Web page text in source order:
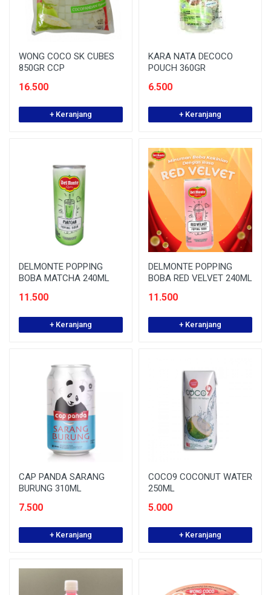
WONG COCO SK CUBES
850GR CCP
16.500
+ Keranjang
KARA NATA DECOCO
POUCH 360GR
6.500
+ Keranjang
DELMONTE POPPING
BOBA MATCHA 240ML
11.500
+ Keranjang
DELMONTE POPPING
BOBA RED VELVET 240ML
11.500
+ Keranjang
CAP PANDA SARANG
BURUNG 310ML
7.500
+ Keranjang
COCO9 COCONUT WATER
250ML
5.000
+ Keranjang